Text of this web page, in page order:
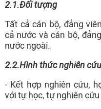
2.1.Đốitượng
Tất cả cán bộ, đảng
cả nước và cán bộ,
nước ngoài.
2.2.Hình thức nghiên
- Kết hợp nghiên cứu,
với tự học, tự nghiên